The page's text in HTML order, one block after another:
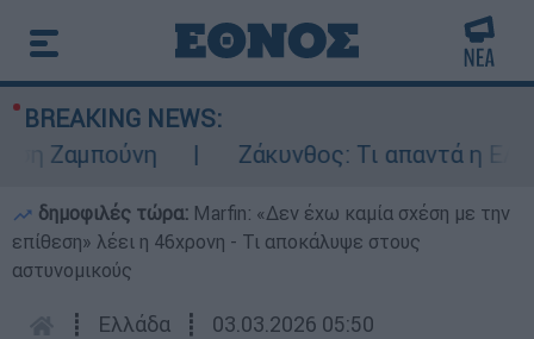
BREAKING NEWS:
Ζάκυνθος: Τι απαντά η ΕΛΑΣ
δημοφιλές τώρα: Marfin: «Δεν έχω καμία σχέση με την
επίθεση» λέει η 46χρονη - Τι αποκάλυψε στους
αστυνομικούς
┋ Ελλάδα ┋ 03.03.2026 05:50